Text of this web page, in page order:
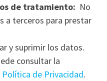
de tratamiento: No
a terceros para prestar
y suprimir los datos.
consultar la
Política de Privacidad.